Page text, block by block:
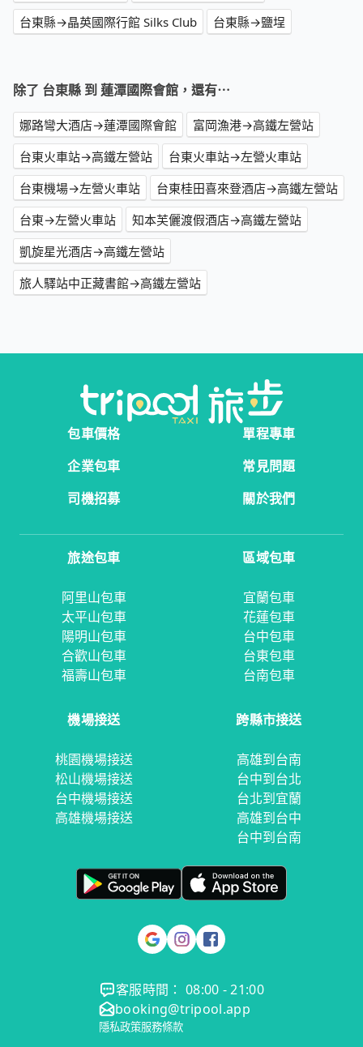
台東縣→晶英國際行館 Silks Club
台東縣→鹽埕
除了 台東縣 到 蓮潭國際會館，還有⋯
娜路彎大酒店→蓮潭國際會館
富岡漁港→高鐵左營站
台東火車站→高鐵左營站
台東火車站→左營火車站
台東機場→左營火車站
台東桂田喜來登酒店→高鐵左營站
台東→左營火車站
知本芙儷渡假酒店→高鐵左營站
凱旋星光酒店→高鐵左營站
旅人驛站中正藏書館→高鐵左營站
包車價格
單程專車
企業包車
常見問題
司機招募
關於我們
旅途包車
阿里山包車
太平山包車
陽明山包車
合歡山包車
福壽山包車
區域包車
宜蘭包車
花蓮包車
台中包車
台東包車
台南包車
機場接送
桃園機場接送
松山機場接送
台中機場接送
高雄機場接送
跨縣市接送
高雄到台南
台中到台北
台北到宜蘭
高雄到台中
台中到台南
客服時間： 08:00 - 21:00
booking@tripool.app
隱私政策服務條款